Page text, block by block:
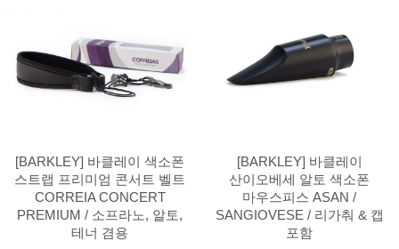
[BARKLEY] 바클레이 색소폰
스트랩 프리미엄 콘서트 벨트
CORREIA CONCERT
PREMIUM / 소프라노, 알토,
테너 겸용
[BARKLEY] 바클레이
산이오베세 알토 색소폰
마우스피스 ASAN /
SANGIOVESE / 리가춰 & 캡
포함